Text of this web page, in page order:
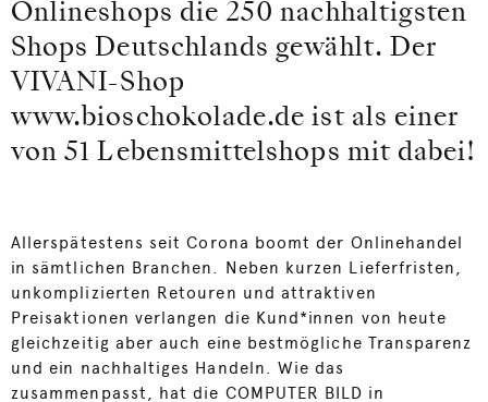
Onlineshops die 250 nachhaltigsten
Shops Deutschlands gewählt. Der
VIVANI-Shop
www.bioschokolade.de ist als einer
von 51 Lebensmittelshops mit dabei!
Allerspätestens seit Corona boomt der Onlinehandel
in sämtlichen Branchen. Neben kurzen Lieferfristen,
unkomplizierten Retouren und attraktiven
Preisaktionen verlangen die Kund*innen von heute
gleichzeitig aber auch eine bestmögliche Transparenz
und ein nachhaltiges Handeln. Wie das
zusammenpasst, hat die COMPUTER BILD in